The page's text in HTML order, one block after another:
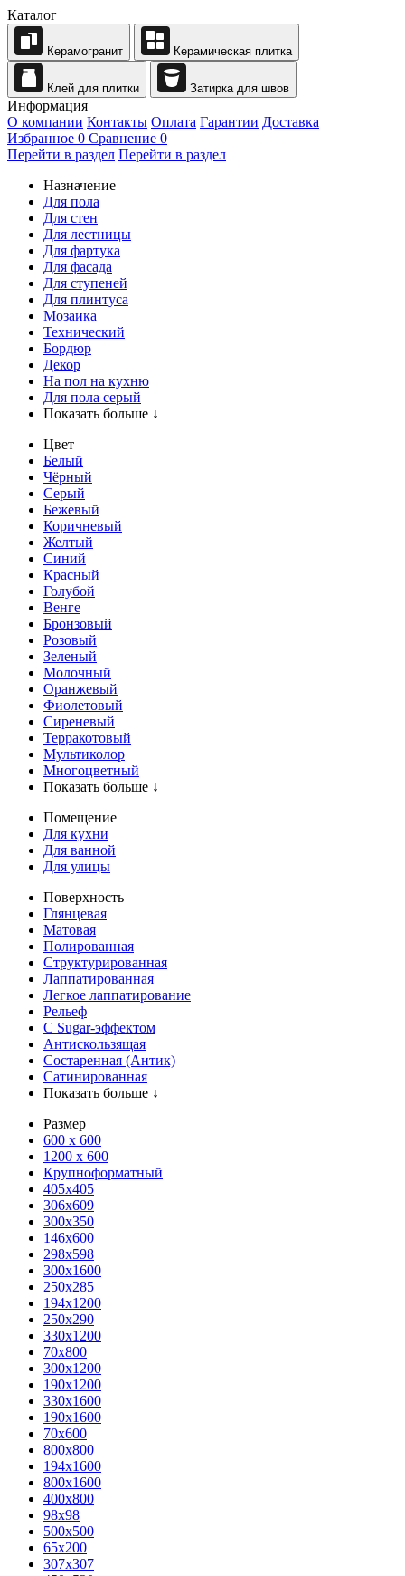
Каталог
Керамогранит Керамическая плитка
Клей для плитки Затирка для швов
Информация
О компании Контакты Оплата Гарантии Доставка
Избранное 0 Сравнение 0
Перейти в раздел Перейти в раздел
Назначение
Для пола
Для стен
Для лестницы
Для фартука
Для фасада
Для ступеней
Для плинтуса
Мозаика
Технический
Бордюр
Декор
На пол на кухню
Для пола серый
Показать больше ↓
Цвет
Белый
Чёрный
Серый
Бежевый
Коричневый
Желтый
Синий
Красный
Голубой
Венге
Бронзовый
Розовый
Зеленый
Молочный
Оранжевый
Фиолетовый
Сиреневый
Терракотовый
Мультиколор
Многоцветный
Показать больше ↓
Помещение
Для кухни
Для ванной
Для улицы
Поверхность
Глянцевая
Матовая
Полированная
Структурированная
Лаппатированная
Легкое лаппатирование
Рельеф
С Sugar-эффектом
Антискользящая
Состаренная (Антик)
Сатинированная
Показать больше ↓
Размер
600 х 600
1200 х 600
Крупноформатный
405x405
306x609
300x350
146x600
298x598
300x1600
250x285
194x1200
250x290
330x1200
70x800
300x1200
190x1200
330x1600
190x1600
70x600
800x800
194x1600
800x1600
400х800
98x98
500x500
65x200
307x307